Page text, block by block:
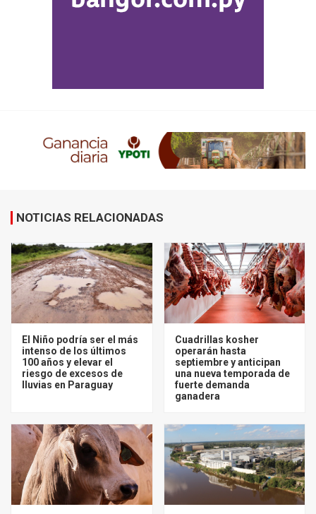
NOTICIAS RELACIONADAS
El Niño podría ser el más
intenso de los últimos
100 años y elevar el
riesgo de excesos de
lluvias en Paraguay
Cuadrillas kosher
operarán hasta
septiembre y anticipan
una nueva temporada de
fuerte demanda
ganadera